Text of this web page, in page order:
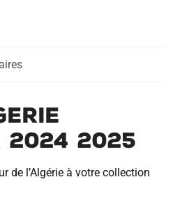
2025
de l’Algérie à votre collection